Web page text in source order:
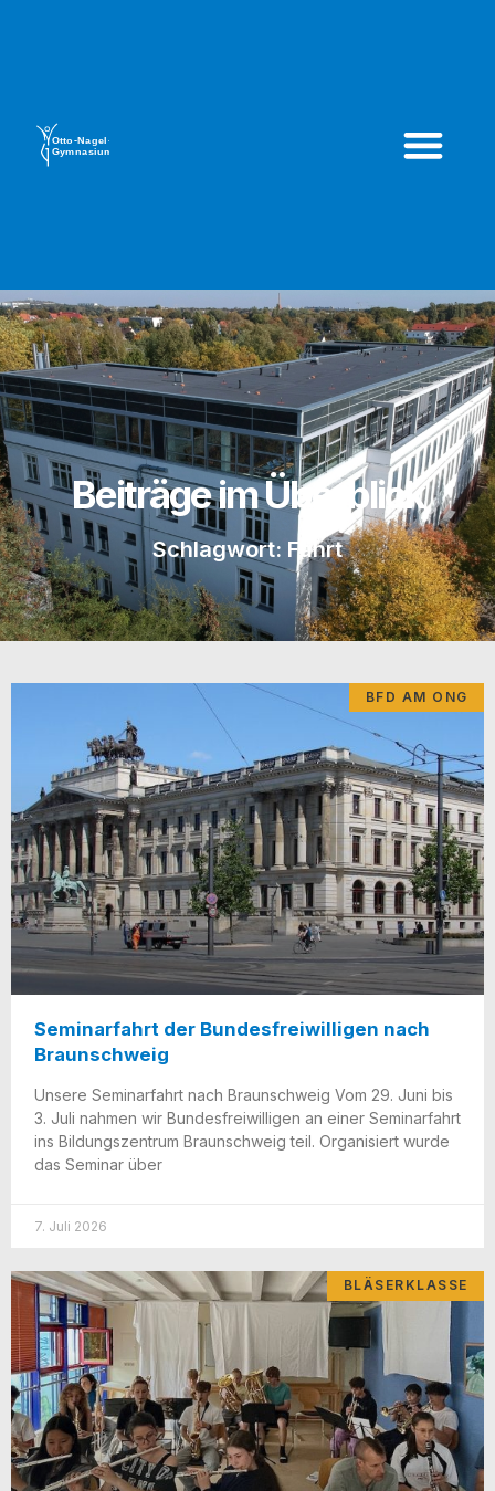
Beiträge im Überblick
Schlagwort: Fahrt
BFD AM ONG
Seminarfahrt der Bundesfreiwilligen nach
Braunschweig
Unse­re Semi­nar­fahrt nach Braun­schweig Vom 29. Juni bis
3. Juli nah­men wir Bun­des­frei­wil­li­gen an einer Semi­nar­fahrt
ins Bil­dungs­zen­trum Braun­schweig teil. Orga­ni­siert wur­de
das Semi­nar über
7. Juli 2026
BLÄSERKLASSE